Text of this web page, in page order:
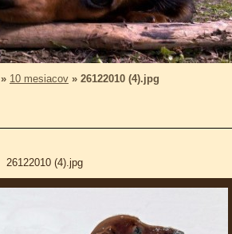
» 10 mesiacov » 26122010 (4).jpg
26122010 (4).jpg